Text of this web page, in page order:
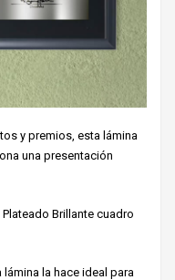
y premios, esta lámina
una presentación
la hace ideal para